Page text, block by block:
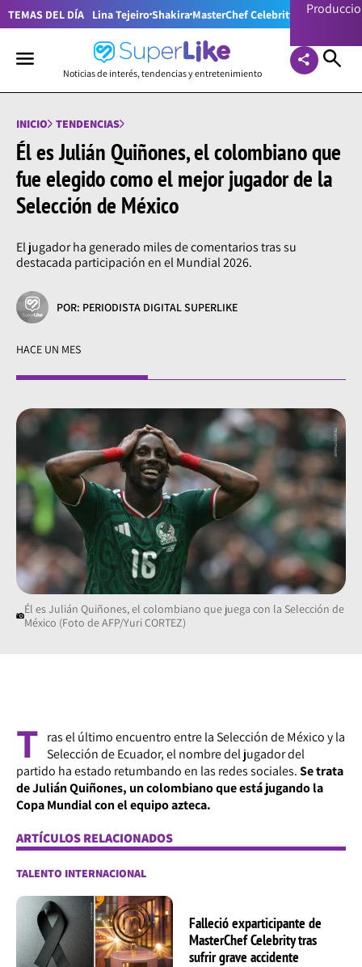
TEMAS DEL DÍA Lina TejeiroShakira MasterChef Celebrity Colombia
Noticias de interés, tendencias y entretenimiento
INICIO TENDENCIAS
Él es Julián Quiñones, el colombiano que
fue elegido como el mejor jugador de la
Selección de México
El jugador ha generado miles de comentarios tras su
destacada participación en el Mundial 2026.
POR: PERIODISTA DIGITAL SUPERLIKE
HACE UN MES
Él es Julián Quiñones, el colombiano que juega con la Selección de
México (Foto de AFP/Yuri CORTEZ)
T ras el último encuentro entre la Selección de México y la
Selección de Ecuador, el nombre del jugador del
partido ha estado retumbando en las redes sociales.Se trata
de Julián Quiñones, un colombiano que está jugando la
Copa Mundial con el equipo azteca.
ARTÍCULOS RELACIONADOS
TALENTO INTERNACIONAL
Falleció exparticipante de
MasterChef Celebrity tras
sufrir grave accidente